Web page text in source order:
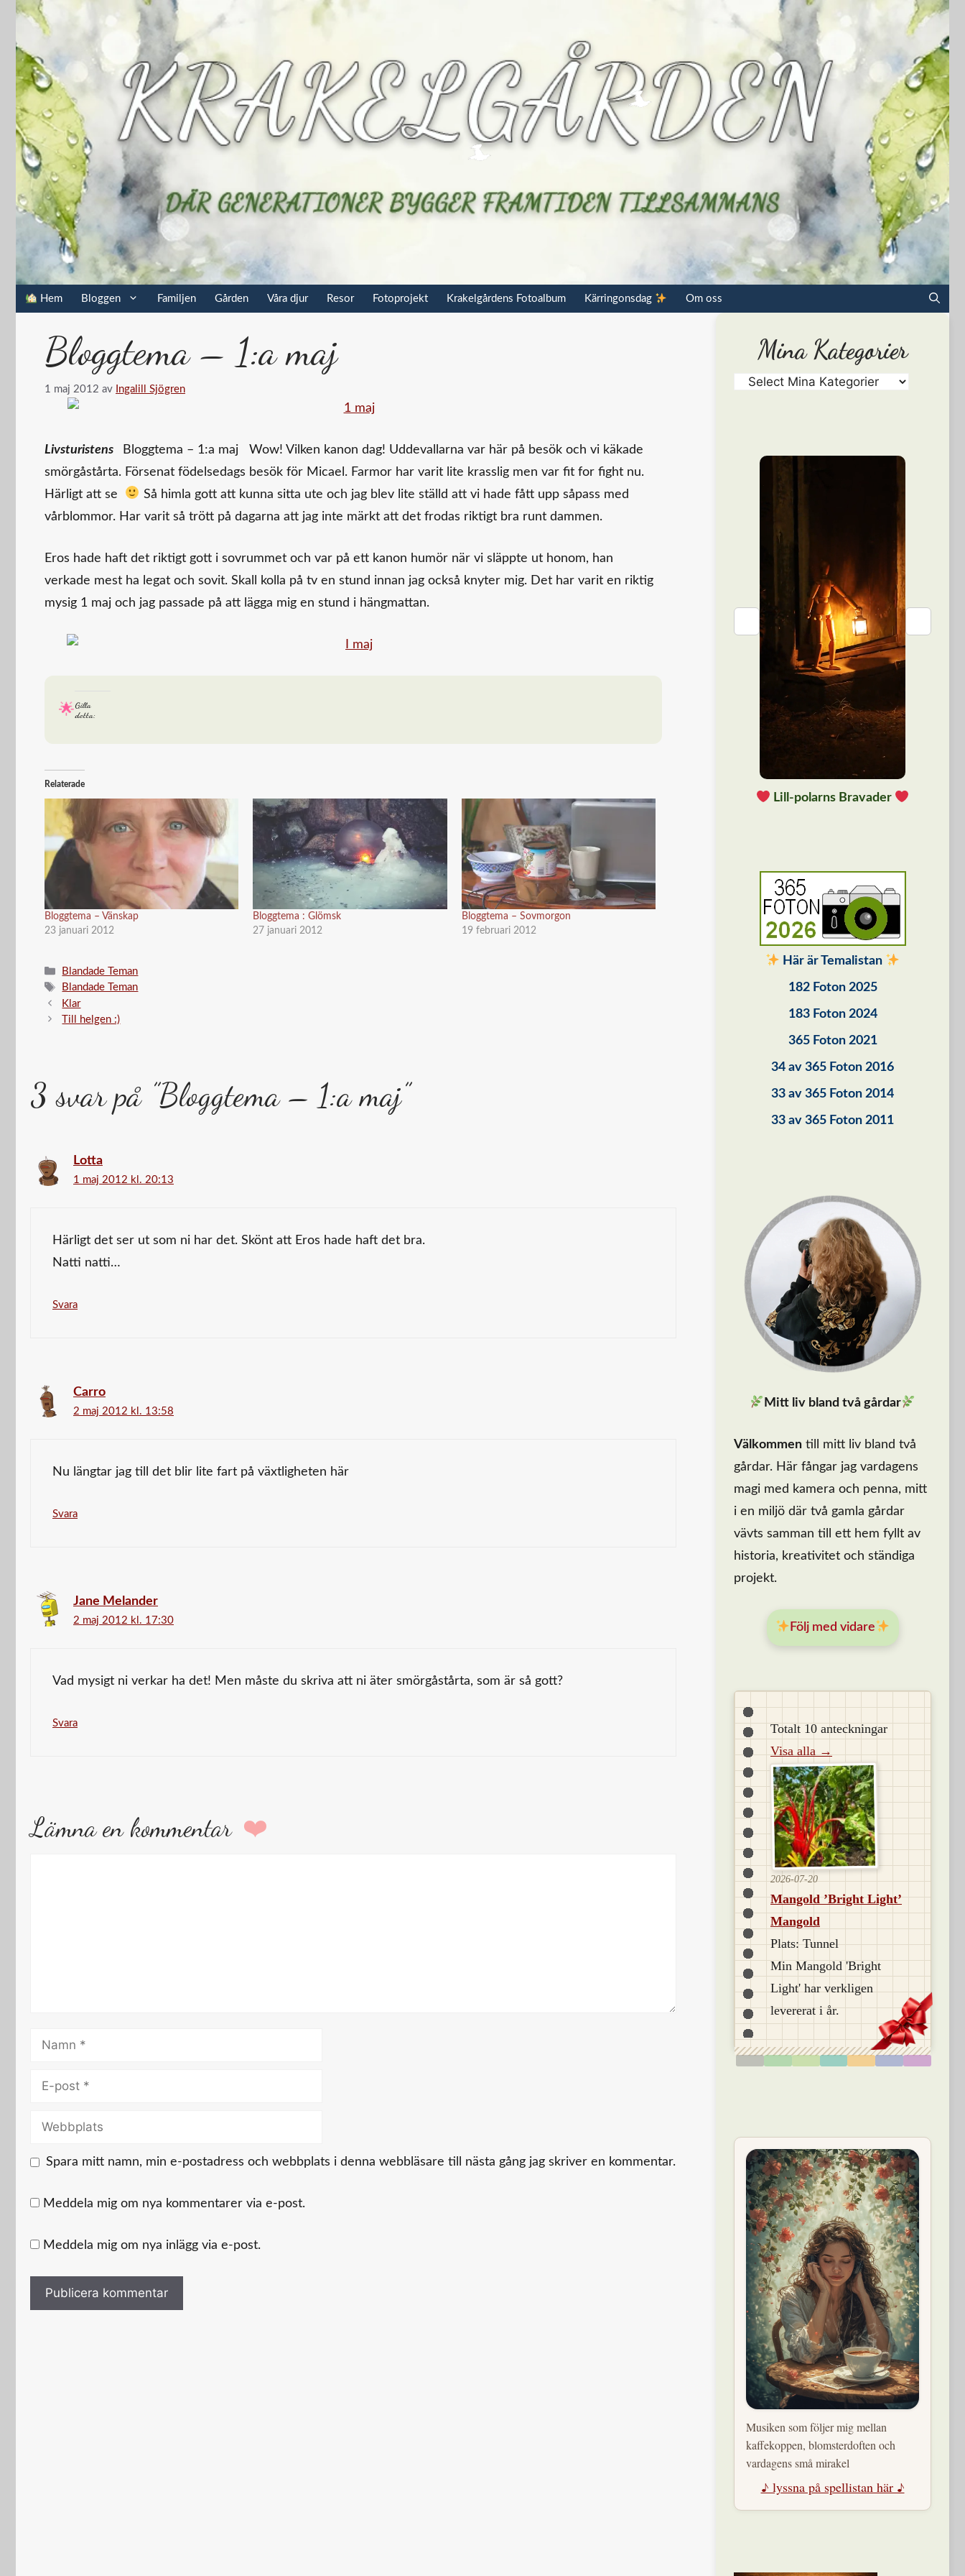
Hoppa
innehåll
Hem Bloggen Familjen Gården Våra djur Resor Fotoprojekt Krakelgårdens Fotoalbum Kärringonsdag Om oss
Bloggtema – 1:a maj
1 maj 2012 av Ingalill Sjögren
Livsturistens
Bloggtema – 1:a maj Wow! Vilken kanon dag! Uddevallarna var här på besök och vi käkade
smörgåstårta. Försenat födelsedags besök för Micael. Farmor har varit lite krasslig men var fit for fight nu.
Härligt att se
Så himla gott att kunna sitta ute och jag blev lite ställd att vi hade fått upp såpass med
vårblommor. Har varit så trött på dagarna att jag inte märkt att det frodas riktigt bra runt dammen.
Eros hade haft det riktigt gott i sovrummet och var på ett kanon humör när vi släppte ut honom, han
verkade mest ha legat och sovit. Skall kolla på tv en stund innan jag också knyter mig. Det har varit en riktig
mysig 1 maj och jag passade på att lägga mig en stund i hängmattan.
Gilla
detta:
Relaterade
Bloggtema – Vänskap
23 januari 2012
Bloggtema : Glömsk
27 januari 2012
Bloggtema – Sovmorgon
19 februari 2012
Kategorier
Blandade Teman
Etiketter
Blandade Teman
Klar
Till helgen :)
3 svar på ”Bloggtema – 1:a maj”
Lotta
1 maj 2012 kl. 20:13
Härligt det ser ut som ni har det. Skönt att Eros hade haft det bra.
Natti natti…
Svara
Carro
2 maj 2012 kl. 13:58
Nu längtar jag till det blir lite fart på växtligheten här
Svara
Jane Melander
2 maj 2012 kl. 17:30
Vad mysigt ni verkar ha det! Men måste du skriva att ni äter smörgåstårta, som är så gott?
Svara
Lämna en kommentar
Namn
Webbplats
Spara mitt namn, min e-postadress och webbplats i denna webbläsare till nästa gång jag skriver en kommentar.
Meddela mig om nya kommentarer via e-post.
Meddela mig om nya inlägg via e-post.
Mina Kategorier
Lill-polarns Bravader
Här är Temalistan
182 Foton 2025
183 Foton 2024
365 Foton 2021
34 av 365 Foton 2016
33 av 365 Foton 2014
33 av 365 Foton 2011
Mitt liv bland två gårdar
Välkommen till mitt liv bland två
gårdar. Här fångar jag vardagens
magi med kamera och penna, mitt
i en miljö där två gamla gårdar
vävts samman till ett hem fyllt av
historia, kreativitet och ständiga
projekt.
Följ med vidare
Totalt 10 anteckningar
Visa alla →
2026-07-20
Mangold ’Bright Light’
Mangold
Plats: Tunnel
Min Mangold 'Bright
Light' har verkligen
levererat i år.
Musiken som följer mig mellan
kaffekoppen, blomsterdoften och
vardagens små mirakel
♪ lyssna på spellistan här ♪